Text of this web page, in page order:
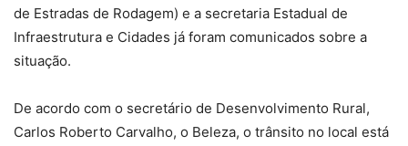
de Estradas de Rodagem) e a secretaria Estadual de
Infraestrutura e Cidades já foram comunicados sobre a
situação.
De acordo com o secretário de Desenvolvimento Rural,
Carlos Roberto Carvalho, o Beleza, o trânsito no local está